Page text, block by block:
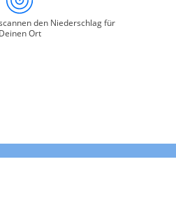
den Niederschlag für
Deinen Ort